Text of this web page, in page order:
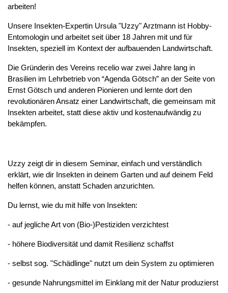
arbeiten!
Unsere Insekten-Expertin Ursula "Uzzy" Arztmann ist Hobby-
Entomologin und arbeitet seit über 18 Jahren mit und für
Insekten, speziell im Kontext der aufbauenden Landwirtschaft.
Die Gründerin des Vereins recelio war zwei Jahre lang in
Brasilien im Lehrbetrieb von “Agenda Götsch” an der Seite von
Ernst Götsch und anderen Pionieren und lernte dort den
revolutionären Ansatz einer Landwirtschaft, die gemeinsam mit
Insekten arbeitet, statt diese aktiv und kostenaufwändig zu
bekämpfen.
Uzzy zeigt dir in diesem Seminar, einfach und verständlich
erklärt, wie dir Insekten in deinem Garten und auf deinem Feld
helfen können, anstatt Schaden anzurichten.
Du lernst, wie du mit hilfe von Insekten:
- auf jegliche Art von (Bio-)Pestiziden verzichtest
- höhere Biodiversität und damit Resilienz schaffst
- selbst sog. "Schädlinge" nutzt um dein System zu optimieren
- gesunde Nahrungsmittel im Einklang mit der Natur produzierst